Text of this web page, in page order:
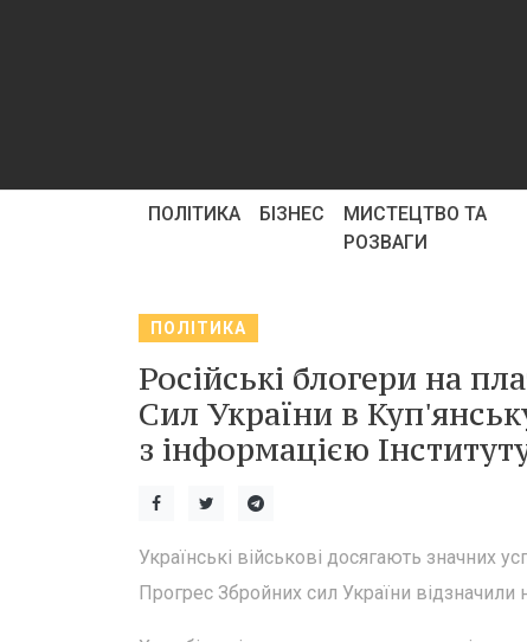
ПОЛІТИКА БІЗНЕС
МИСТЕЦТВО ТА
РОЗВАГИ
ПОЛІТИКА
Російські блогери на
Сил України в
з інформацією
Українські військові досягають значних
Прогрес Збройних сил України відзначили